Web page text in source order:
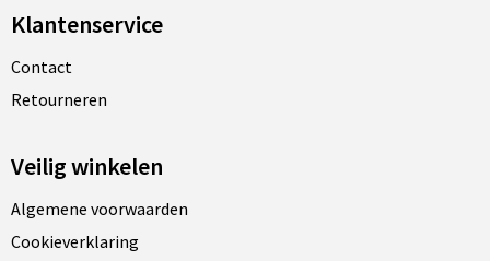
Klantenservice
Contact
Retourneren
Veilig winkelen
Algemene voorwaarden
Cookieverklaring